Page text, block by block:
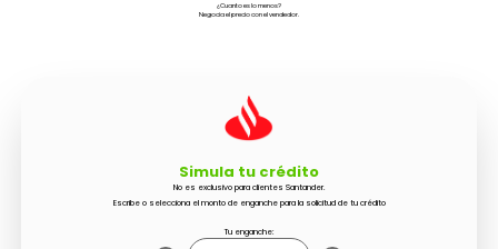
¿Cuanto es lo menos?
Negocia el precio con el vendedor.
Simula tu crédito
No es exclusivo para clientes Santander.
Escribe o selecciona el monto de enganche para la solicitud de tu crédito
Tu enganche: